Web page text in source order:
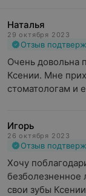
Наталья
29 октября 2023
Отзыв
Очень довольна
Ксении. Мне
стоматологам и
Игорь
26 октября 2023
Отзыв
Хочу
безболезненное
свои зубы